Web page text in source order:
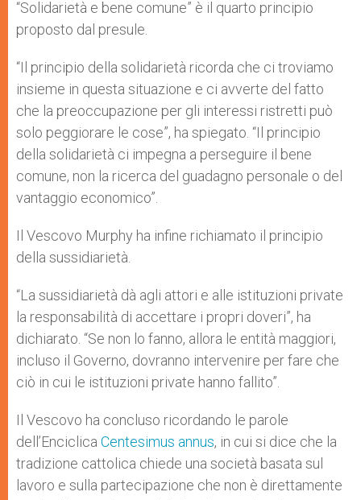
“Solidarietà e bene comune” è il quarto principio
proposto dal presule.
“Il principio della solidarietà ricorda che ci troviamo
insieme in questa situazione e ci avverte del fatto
che la preoccupazione per gli interessi ristretti può
solo peggiorare le cose”, ha spiegato. “Il principio
della solidarietà ci impegna a perseguire il bene
comune, non la ricerca del guadagno personale o del
vantaggio economico”.
Il Vescovo Murphy ha infine richiamato il principio
della sussidiarietà.
“La sussidiarietà dà agli attori e alle istituzioni private
la responsabilità di accettare i propri doveri”, ha
dichiarato. “Se non lo fanno, allora le entità maggiori,
incluso il Governo, dovranno intervenire per fare che
ciò in cui le istituzioni private hanno fallito”.
Il Vescovo ha concluso ricordando le parole
dell’Enciclica Centesimus annus, in cui si dice che la
tradizione cattolica chiede una società basata sul
lavoro e sulla partecipazione che non è direttamente